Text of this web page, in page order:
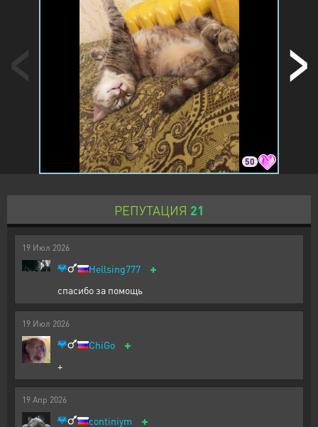
50
РЕПУТАЦИЯ 21
19 Июл 2026
Hellsing777 +
спасибо за помощь
19 Июл 2026
ChiGo +
+
19 Апр 2026
continiym +